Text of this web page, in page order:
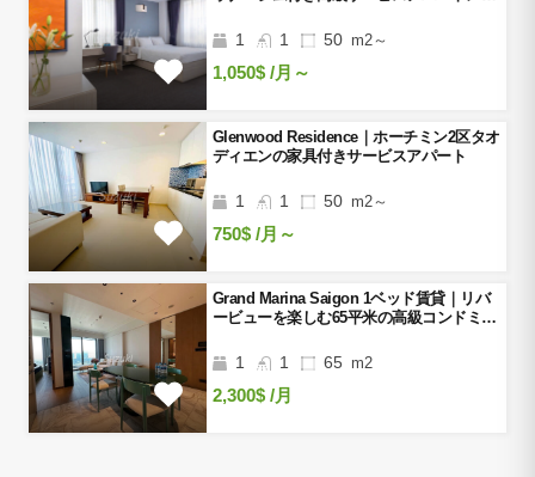
1 1 50 m2～
1,050$ /月～
Glenwood Residence｜ホーチミン2区タオ
ディエンの家具付きサービスアパート
1 1 50 m2～
750$ /月～
Grand Marina Saigon 1ベッド賃貸｜リバ
ービューを楽しむ65平米の高級コンドミニ
1 1 65 m2
2,300$ /月